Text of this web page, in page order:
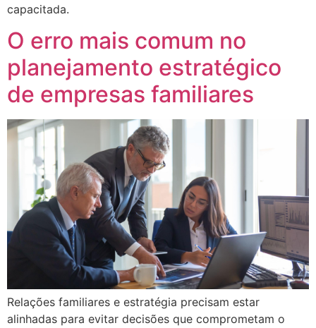
capacitada.
O erro mais comum no
planejamento estratégico
de empresas familiares
Relações familiares e estratégia precisam estar
alinhadas para evitar decisões que comprometam o